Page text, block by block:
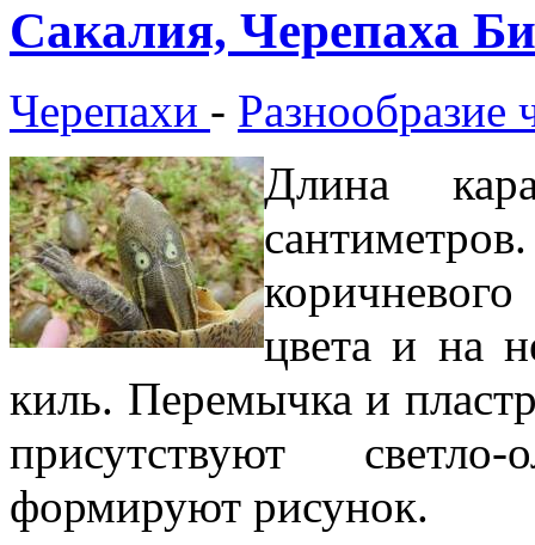
Сакалия, Черепаха
Черепахи - Разнообразие
Длина
цвета и на
киль. Перемычка и
присутствуют
формируют рисунок.